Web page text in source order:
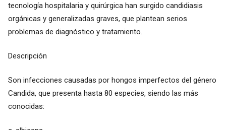
tecnología hospitalaria y quirúrgica han surgido candidiasis
orgánicas y generalizadas graves, que plantean serios
problemas de diagnóstico y tratamiento.
Descripción
Son infecciones causadas por hongos imperfectos del género
Candida, que presenta hasta 80 especies, siendo las más
conocidas: